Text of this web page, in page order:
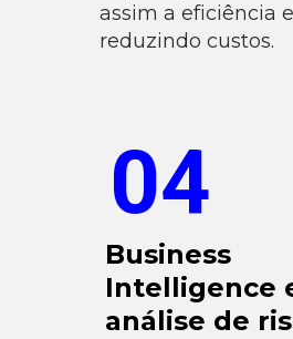
assim a eficiência e
reduzindo custos.
04
Business
Intelligence
análise de